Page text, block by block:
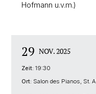
Hofmann u.v.m.)
29 NOV. 2025
Zeit: 19:30
Ort: Salon des Pianos, St.